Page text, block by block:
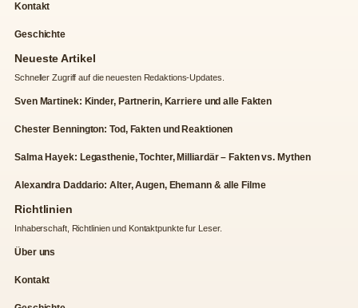
Kontakt
Geschichte
Neueste Artikel
Schneller Zugriff auf die neuesten Redaktions-Updates.
Sven Martinek: Kinder, Partnerin, Karriere und alle Fakten
Chester Bennington: Tod, Fakten und Reaktionen
Salma Hayek: Legasthenie, Tochter, Milliardär – Fakten vs. Mythen
Alexandra Daddario: Alter, Augen, Ehemann & alle Filme
Richtlinien
Inhaberschaft, Richtlinien und Kontaktpunkte fur Leser.
Über uns
Kontakt